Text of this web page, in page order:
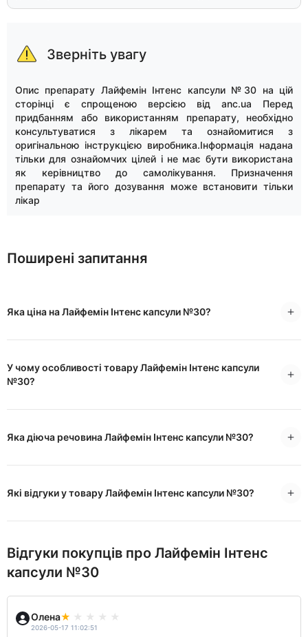
Зверніть увагу
Опис препарату Лайфемін Інтенс капсули №30 на цій
сторінці є спрощеною версією від anc.ua Перед
придбанням або використанням препарату, необхідно
консультуватися з лікарем та ознайомитися з
оригінальною інструкцією виробника.Інформація надана
тільки для ознайомчих цілей і не має бути використана
як керівництво до самолікування. Призначення
препарату та його дозування може встановити тільки
лікар
Поширені запитання
Яка ціна на Лайфемін Інтенс капсули №30?
У чому особливості товару Лайфемін Інтенс капсули
№30?
Яка діюча речовина Лайфемін Інтенс капсули №30?
Які відгуки у товару Лайфемін Інтенс капсули №30?
Відгуки покупців про Лайфемін Інтенс
капсули №30
Олена
2026-05-17 11:02:51